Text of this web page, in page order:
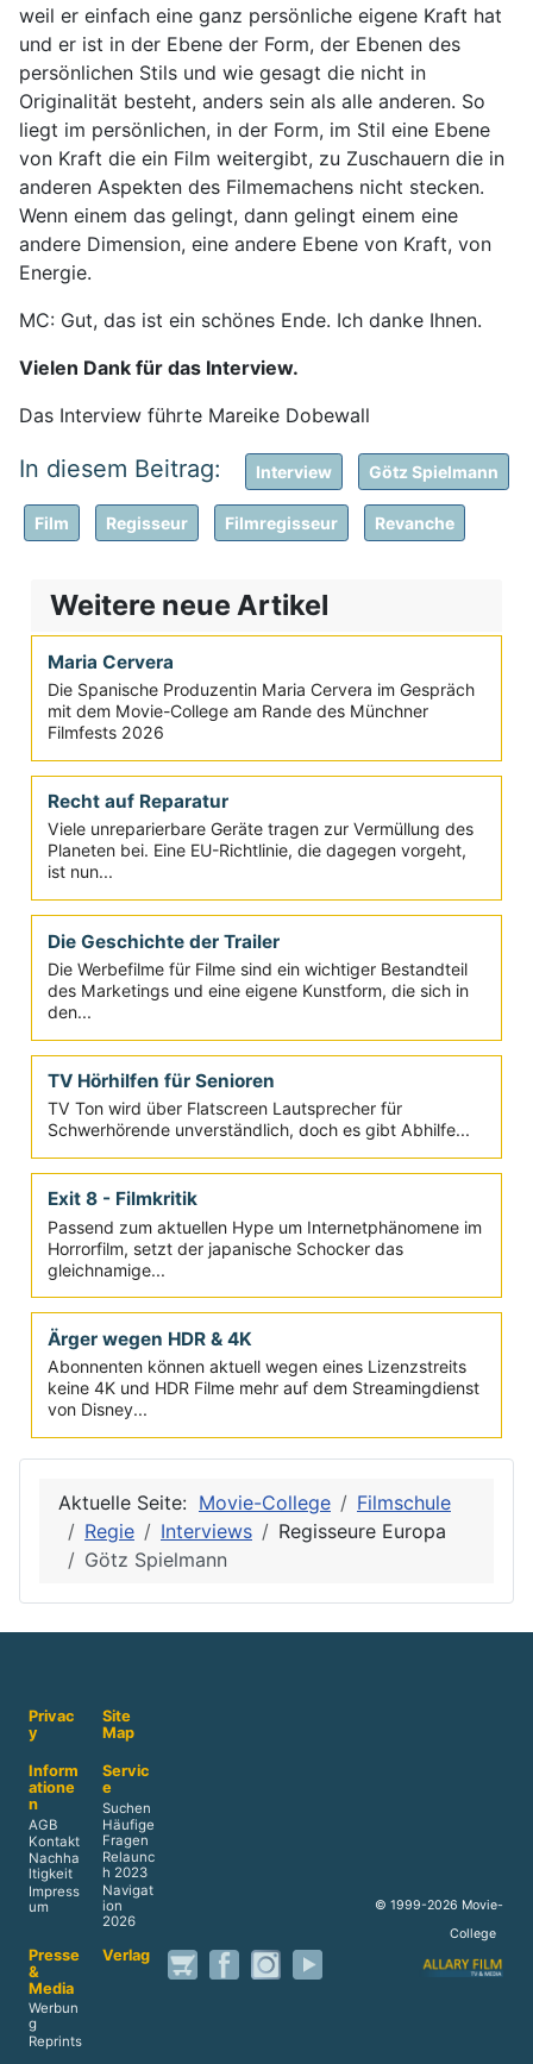
weil er einfach eine ganz persönliche eigene Kraft hat
und er ist in der Ebene der Form, der Ebenen des
persönlichen Stils und wie gesagt die nicht in
Originalität besteht, anders sein als alle anderen. So
liegt im persönlichen, in der Form, im Stil eine Ebene
von Kraft die ein Film weitergibt, zu Zuschauern die in
anderen Aspekten des Filmemachens nicht stecken.
Wenn einem das gelingt, dann gelingt einem eine
andere Dimension, eine andere Ebene von Kraft, von
Energie.
MC: Gut, das ist ein schönes Ende. Ich danke Ihnen.
Vielen Dank für das Interview.
Das Interview führte Mareike Dobewall
Interview Götz Spielmann
Film Regisseur Filmregisseur Revanche
Weitere neue Artikel
Maria Cervera
Die Spanische Produzentin Maria Cervera im Gespräch
mit dem Movie-College am Rande des Münchner
Filmfests 2026
Recht auf Reparatur
ist nun...
Die Geschichte der Trailer
Die Werbefilme für Filme sind ein wichtiger Bestandteil
des Marketings und eine eigene Kunstform, die sich in
den...
TV Hörhilfen für Senioren
TV Ton wird über Flatscreen Lautsprecher für
Schwerhörende unverständlich, doch es gibt Abhilfe...
Exit 8 - Filmkritik
Passend zum aktuellen Hype um Internetphänomene im
Horrorfilm, setzt der japanische Schocker das
gleichnamige...
Ärger wegen HDR & 4K
Abonnenten können aktuell wegen eines Lizenzstreits
keine 4K und HDR Filme mehr auf dem Streamingdienst
Götz Spielmann
Privac
y
Site
Map
atione
n
AGB
Kontakt
Nachha
ltigkeit
e